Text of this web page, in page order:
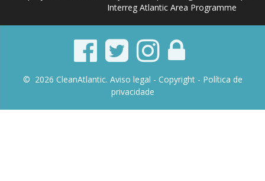
Interreg Atlantic Area Programme
© 2026 CleanAtlantic. Aviso legal - Copyright - Política de
privacidade